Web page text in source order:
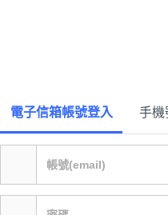
電子信箱帳號登入 手機